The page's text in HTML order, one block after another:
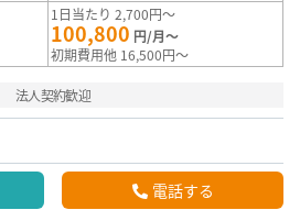
1日当たり 2,700円～
100,800 円/月～
初期費用他 16,500円～
法人契約歓迎
電話する